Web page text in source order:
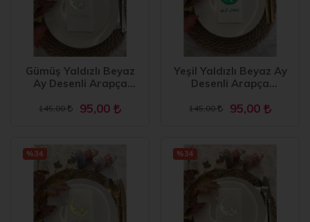
Gümüş Yaldızlı Beyaz
Ay Desenli Arapça
Katlama Peçete 16 lı
145,00 95,00
Yeşil Yaldızlı Beyaz Ay
Desenli Arapça
Katlama Peçete 16 lı
145,00 95,00
%34 %34